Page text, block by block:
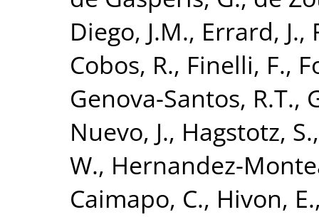
Diego, J.M., Errard, J.,
Cobos, R., Finelli, F.,
Genova-Santos, R.T.,
Nuevo, J., Hagstotz, S.
W., Hernandez-
Caimapo, C., Hivon, E.